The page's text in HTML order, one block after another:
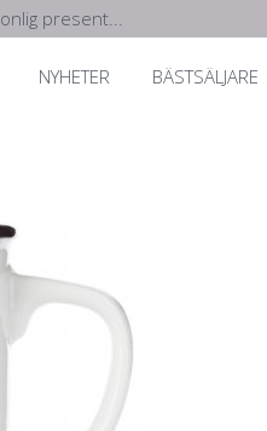
present...
NYHETER BÄSTSÄLJARE